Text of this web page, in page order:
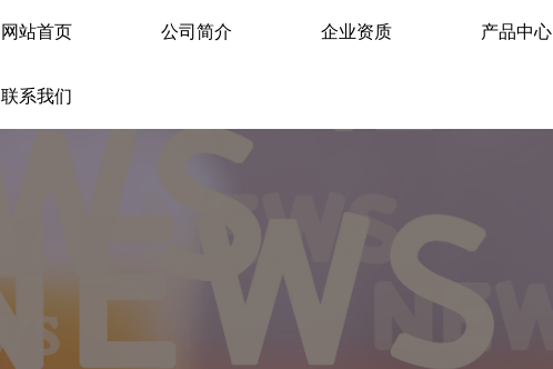
网站首页 公司简介 企业资质 产品中心
联系我们